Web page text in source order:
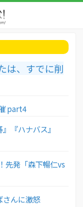
は、すでに削
part4
『ハナバス』
先発「森下暢仁vs
さんに激怒